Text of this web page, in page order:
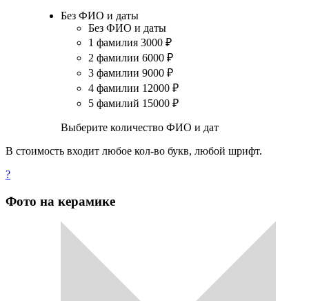
Без ФИО и даты
Без ФИО и даты
1 фамилия 3000 ₽
2 фамилии 6000 ₽
3 фамилии 9000 ₽
4 фамилии 12000 ₽
5 фамилий 15000 ₽
Выберите количество ФИО и дат
В стоимость входит любое кол-во букв, любой шрифт.
?
Фото на керамике